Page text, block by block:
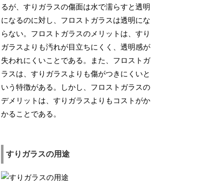
るが、すりガラスの傷面は水で濡らすと透明
になるのに対し、フロストガラスは透明にな
らない。フロストガラスのメリットは、すり
ガラスよりも汚れが目立ちにくく、透明感が
失われにくいことである。また、フロストガ
ラスは、すりガラスよりも傷がつきにくいと
いう特徴がある。しかし、フロストガラスの
デメリットは、すりガラスよりもコストがか
かることである。
すりガラスの用途